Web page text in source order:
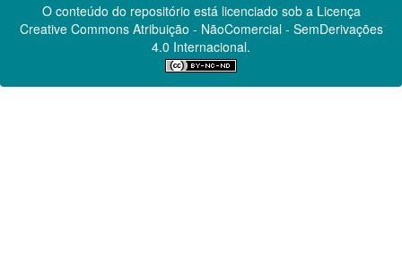
O conteúdo do repositório está licenciado sob a Licença
Creative CommonsAtribuição - NãoComercial - SemDerivações
4.0 Internacional.